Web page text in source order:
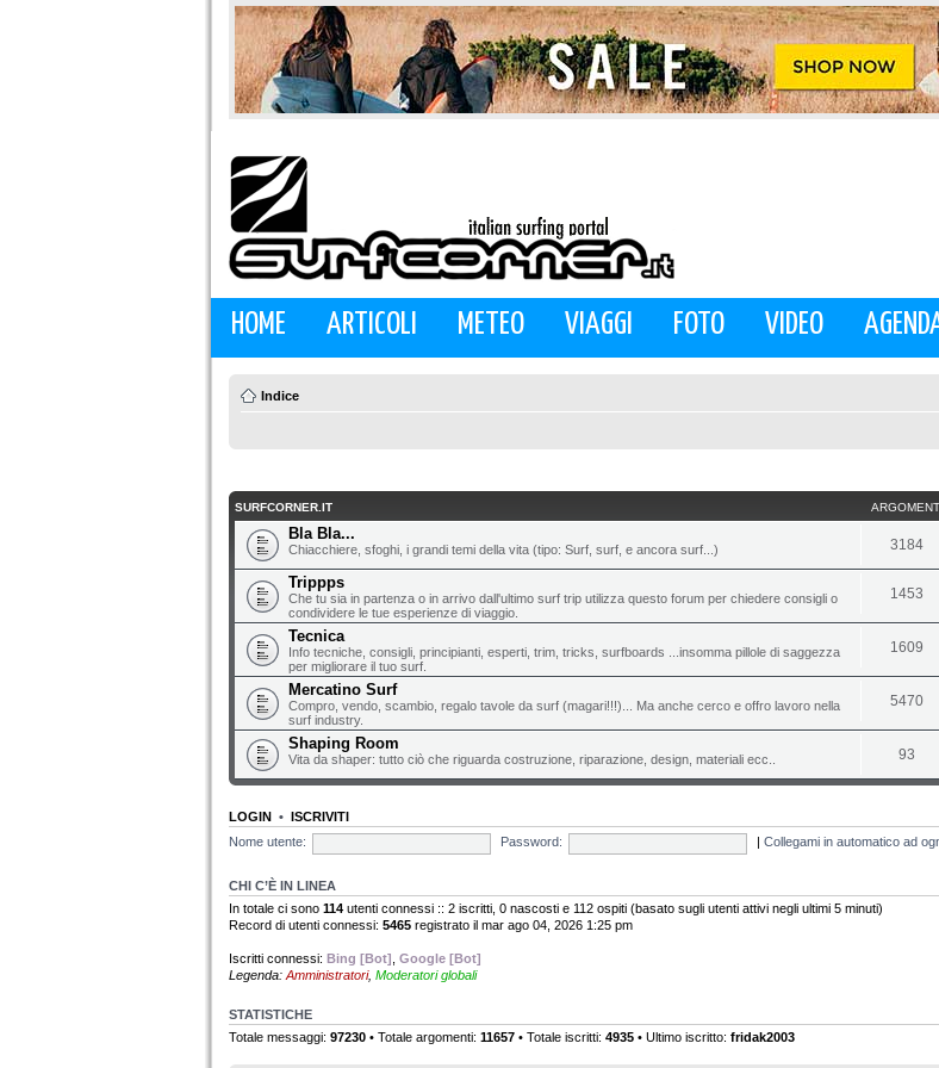
HOME ARTICOLI METEO VIAGGI FOTO VIDEO
Indice
SURFCORNER.IT
Bla Bla...
Chiacchiere, sfoghi, i grandi temi della vita (tipo: Surf, surf, e ancora surf...) 3184
Trippps
Che tu sia in partenza o in arrivo dall'ultimo surf trip utilizza questo forum per chiedere consigli o
condividere le tue esperienze di viaggio.
1453
Tecnica
Info tecniche, consigli, principianti, esperti, trim, tricks, surfboards ...insomma pillole di saggezza
per migliorare il tuo surf.
1609
Mercatino Surf
Compro, vendo, scambio, regalo tavole da surf (magari!!!)... Ma anche cerco e offro lavoro nella
surf industry.
5470
Shaping Room
Vita da shaper: tutto ciò che riguarda costruzione, riparazione, design, materiali ecc.. 93
LOGIN • ISCRIVITI
Nome utente:
Password: Collegami in automatico ad
CHI C’È IN LINEA
In totale ci sono 114 utenti connessi :: 2 iscritti, 0 nascosti e 112 ospiti (basato sugli utenti attivi negli ultimi 5 minuti)
Record di utenti connessi: 5465 registrato il mar ago 04, 2026 1:25 pm
Iscritti connessi: Bing [Bot] Google [Bot]
Legenda: Amministratori, Moderatori globali
STATISTICHE
Totale messaggi: 97230 • Totale argomenti: 11657 • Totale iscritti: 4935 • Ultimo iscritto: fridak2003